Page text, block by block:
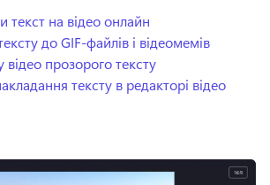
текст на відео онлайн
до GIF-файлів і відеомемів
прозорого тексту
тексту в редакторі відео